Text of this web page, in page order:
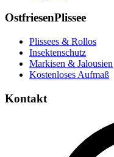
OstfriesenPlissee
Plissees & Rollos
Insektenschutz
Markisen & Jalousien
Kostenloses Aufmaß
Kontakt